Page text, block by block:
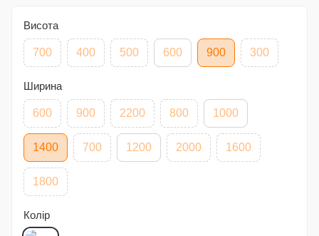
Висота
700 400 500 600 900 300
Ширина
600 900 2200 800 1000
1400 700 1200 2000 1600
1800
Колір